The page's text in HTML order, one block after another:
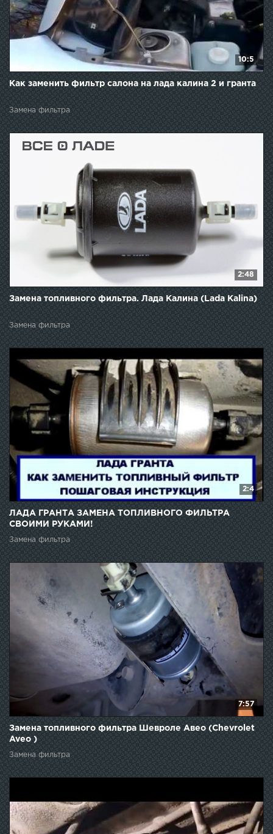
10:5
Как заменить фильтр салона на лада калина 2 и гранта
Замена фильтра
2:48
Замена топливного фильтра. Лада Калина (Lada Kalina)
Замена фильтра
2:4
ЛАДА ГРАНТА ЗАМЕНА ТОПЛИВНОГО ФИЛЬТРА
СВОИМИ РУКАМИ!
Замена фильтра
7:57
Замена топливного фильтра Шевроле Авео (Chevrolet
Aveo )
Замена фильтра